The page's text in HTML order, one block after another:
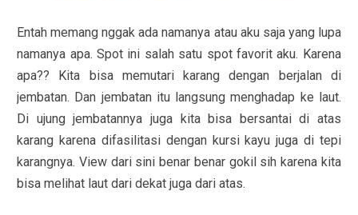
Entah memang nggak ada namanya atau aku saja yang lupa
namanya apa. Spot ini salah satu spot favorit aku. Karena
apa?? Kita bisa memutari karang dengan berjalan di
jembatan. Dan jembatan itu langsung menghadap ke laut.
Di ujung jembatannya juga kita bisa bersantai di atas
karang karena difasilitasi dengan kursi kayu juga di tepi
karangnya. View dari sini benar benar gokil sih karena kita
bisa melihat laut dari dekat juga dari atas.